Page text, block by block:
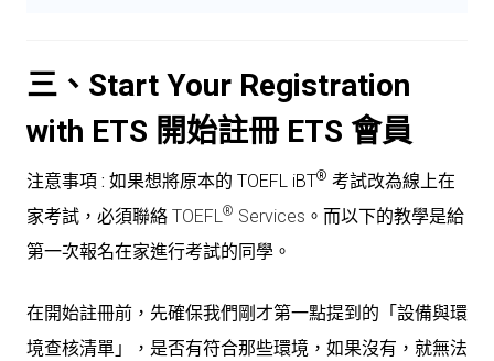
三、Start Your Registration
with ETS 開始註冊 ETS 會員
注意事項 : 如果想將原本的 TOEFL iBT® 考試改為線上在
家考試，必須聯絡 TOEFL® Services 。而以下的教學是給
第一次報名在家進行考試的同學。
在開始註冊前，先確保我們剛才第一點提到的「設備與環
境查核清單」，是否有符合那些環境，如果沒有，就無法